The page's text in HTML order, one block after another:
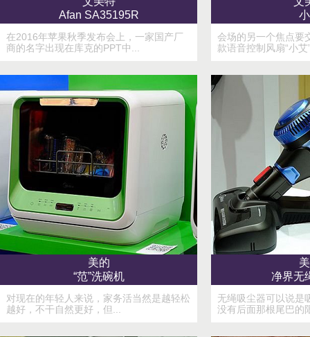
Afan SA35195R
在2016年苹果秋季发布会上，一家国产厂
商的名字出现在库克的PPT中...
会场的另一个焦点要
款语音控制风扇“小艾
美的
“范”洗碗机
对现在的年轻人来说，家务活当然是越轻松
越好，不干自然更好，但...
净界无
无绳吸尘器可以说是
没有后面那根尾巴的